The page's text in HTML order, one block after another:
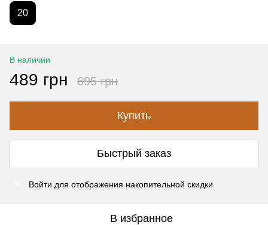
20
В наличии
489 грн 695 грн
Купить
Быстрый заказ
Войти для отображения накопительной скидки
В избранное